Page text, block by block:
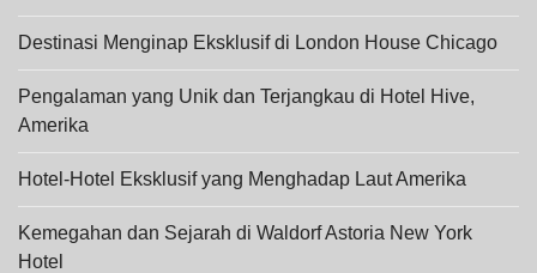
Destinasi Menginap Eksklusif di London House Chicago
Pengalaman yang Unik dan Terjangkau di Hotel Hive,
Amerika
Hotel-Hotel Eksklusif yang Menghadap Laut Amerika
Kemegahan dan Sejarah di Waldorf Astoria New York
Hotel